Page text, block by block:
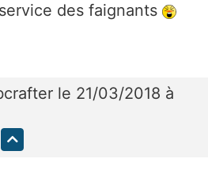
des faignants
le 21/03/2018 à